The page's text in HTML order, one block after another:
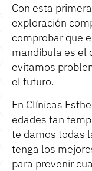
Con esta
exploración
comprobar que
mandíbula es el
evitamos
el futuro.
En Clínicas
edades tan
te damos todas
tenga los
para prevenir